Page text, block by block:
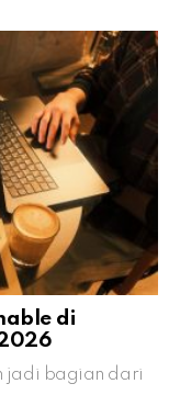
di
jadi bagian dari